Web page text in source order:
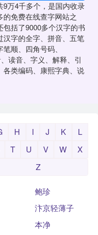
万4千多个，是国内收录
免费在线查字网站之
括了9000多个汉字的书
字的全字、拼音、五笔
顺、四角号码、
读音、字义、解释、引
类编码、康熙字典、说
H I J K
L
T U V W
X
Z
鲍珍
汴京轻薄子
本净